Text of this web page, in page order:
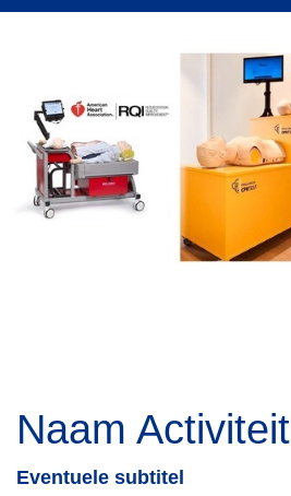
Naam Activiteit
Eventuele subtitel